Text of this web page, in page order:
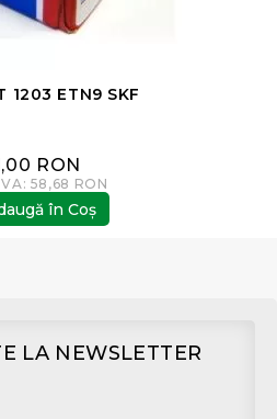
1203 ETN9 SKF
RON
58,68 RON
în Coş
LA NEWSLETTER